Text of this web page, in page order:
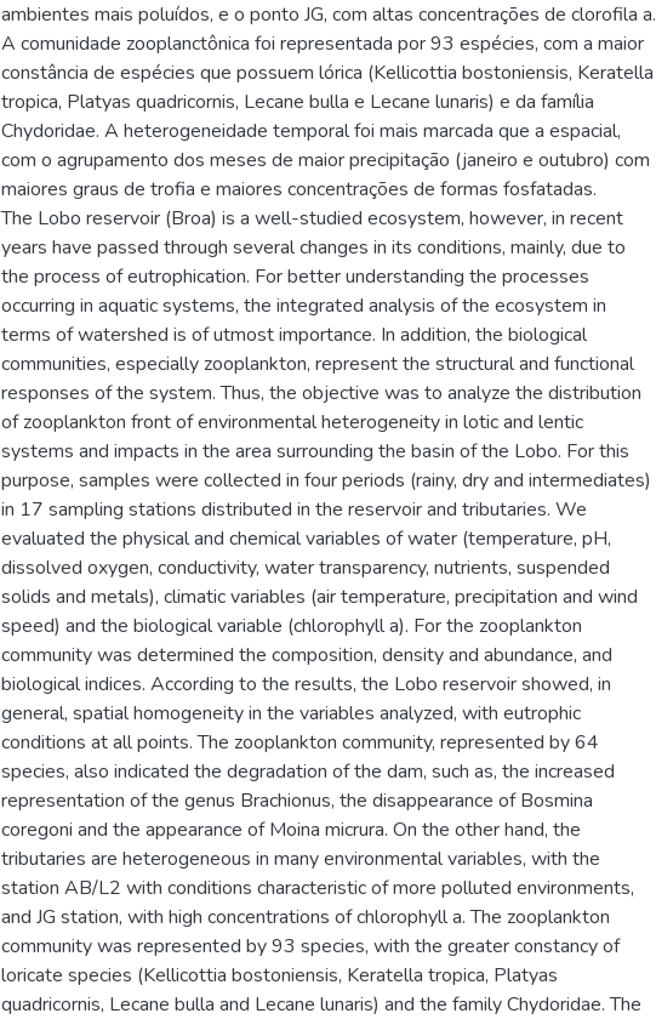
ambientes mais poluídos, e o ponto JG, com altas concentrações de clorofila a.
A comunidade zooplanctônica foi representada por 93 espécies, com a maior
constância de espécies que possuem lórica (Kellicottia bostoniensis, Keratella
tropica, Platyas quadricornis, Lecane bulla e Lecane lunaris) e da família
Chydoridae. A heterogeneidade temporal foi mais marcada que a espacial,
com o agrupamento dos meses de maior precipitação (janeiro e outubro) com
maiores graus de trofia e maiores concentrações de formas fosfatadas.
The Lobo reservoir (Broa) is a well-studied ecosystem, however, in recent
years have passed through several changes in its conditions, mainly, due to
the process of eutrophication. For better understanding the processes
occurring in aquatic systems, the integrated analysis of the ecosystem in
terms of watershed is of utmost importance. In addition, the biological
communities, especially zooplankton, represent the structural and functional
responses of the system. Thus, the objective was to analyze the distribution
of zooplankton front of environmental heterogeneity in lotic and lentic
systems and impacts in the area surrounding the basin of the Lobo. For this
purpose, samples were collected in four periods (rainy, dry and intermediates)
in 17 sampling stations distributed in the reservoir and tributaries. We
evaluated the physical and chemical variables of water (temperature, pH,
dissolved oxygen, conductivity, water transparency, nutrients, suspended
solids and metals), climatic variables (air temperature, precipitation and wind
speed) and the biological variable (chlorophyll a). For the zooplankton
community was determined the composition, density and abundance, and
biological indices. According to the results, the Lobo reservoir showed, in
general, spatial homogeneity in the variables analyzed, with eutrophic
conditions at all points. The zooplankton community, represented by 64
species, also indicated the degradation of the dam, such as, the increased
representation of the genus Brachionus, the disappearance of Bosmina
coregoni and the appearance of Moina micrura. On the other hand, the
tributaries are heterogeneous in many environmental variables, with the
station AB/L2 with conditions characteristic of more polluted environments,
and JG station, with high concentrations of chlorophyll a. The zooplankton
community was represented by 93 species, with the greater constancy of
loricate species (Kellicottia bostoniensis, Keratella tropica, Platyas
quadricornis, Lecane bulla and Lecane lunaris) and the family Chydoridae. The